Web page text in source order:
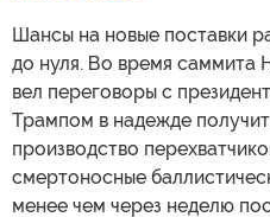
Шансы на новые поставки
до нуля. Во время саммита
вел переговоры с
Трампом в надежде
производство
смертоносные
менее чем через неделю